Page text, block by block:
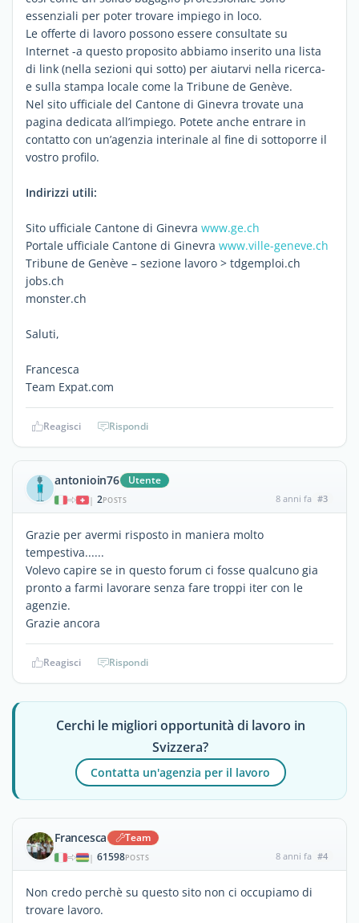
essenziali per poter trovare impiego in loco.
Le offerte di lavoro possono essere consultate su
Internet -a questo proposito abbiamo inserito una lista
di link (nella sezioni qui sotto) per aiutarvi nella ricerca-
e sulla stampa locale come la Tribune de Genève.
Nel sito ufficiale del Cantone di Ginevra trovate una
pagina dedicata all’impiego. Potete anche entrare in
contatto con un’agenzia interinale al fine di sottoporre il
vostro profilo.
Indirizzi utili:
Sito ufficiale Cantone di Ginevra www.ge.ch
Portale ufficiale Cantone di Ginevra www.ville-geneve.ch
Tribune de Genève – sezione lavoro > tdgemploi.ch
jobs.ch
monster.ch
Saluti,
Francesca
Team Expat.com
Reagisci Rispondi
antonioin76 Utente
| 2POSTS 8 anni fa #3
Grazie per avermi risposto in maniera molto
tempestiva......
Volevo capire se in questo forum ci fosse qualcuno gia
pronto a farmi lavorare senza fare troppi iter con le
agenzie.
Grazie ancora
Reagisci Rispondi
Cerchi le migliori opportunità di lavoro in
Svizzera?
Contatta un'agenzia per il lavoro
Francesca Team
| 61598POSTS 8 anni fa #4
Non credo perchè su questo sito non ci occupiamo di
trovare lavoro.